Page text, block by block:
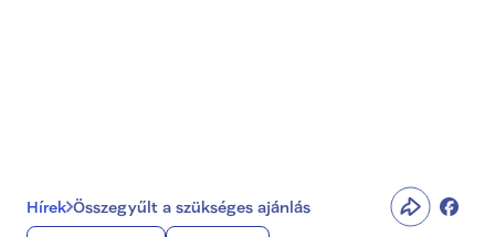
Hírek Összegyűlt a szükséges ajánlás